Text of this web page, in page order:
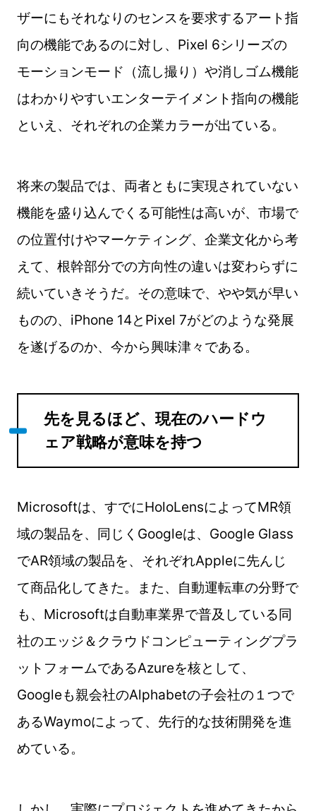
ザーにもそれなりのセンスを要求するアート指
向の機能であるのに対し、Pixel 6シリーズの
モーションモード（流し撮り）や消しゴム機能
はわかりやすいエンターテイメント指向の機能
といえ、それぞれの企業カラーが出ている。
将来の製品では、両者ともに実現されていない
機能を盛り込んでくる可能性は高いが、市場で
の位置付けやマーケティング、企業文化から考
えて、根幹部分での方向性の違いは変わらずに
続いていきそうだ。その意味で、やや気が早い
ものの、iPhone 14とPixel 7がどのような発展
を遂げるのか、今から興味津々である。
先を見るほど、現在のハードウ
ェア戦略が意味を持つ
Microsoftは、すでにHoloLensによってMR領
域の製品を、同じくGoogleは、Google Glass
でAR領域の製品を、それぞれAppleに先んじ
て商品化してきた。また、自動運転車の分野で
も、Microsoftは自動車業界で普及している同
社のエッジ＆クラウドコンピューティングプラ
ットフォームであるAzureを核として、
Googleも親会社のAlphabetの子会社の１つで
あるWaymoによって、先行的な技術開発を進
めている。